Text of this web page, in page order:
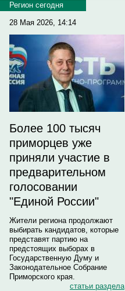
Регион сегодня
28 Мая 2026, 14:14
Более 100 тысяч
приморцев уже
приняли участие в
предварительном
голосовании
"Единой России"
Жители региона продолжают
выбирать кандидатов, которые
представят партию на
предстоящих выборах в
Государственную Думу и
Законодательное Собрание
Приморского края.
статьи раздела